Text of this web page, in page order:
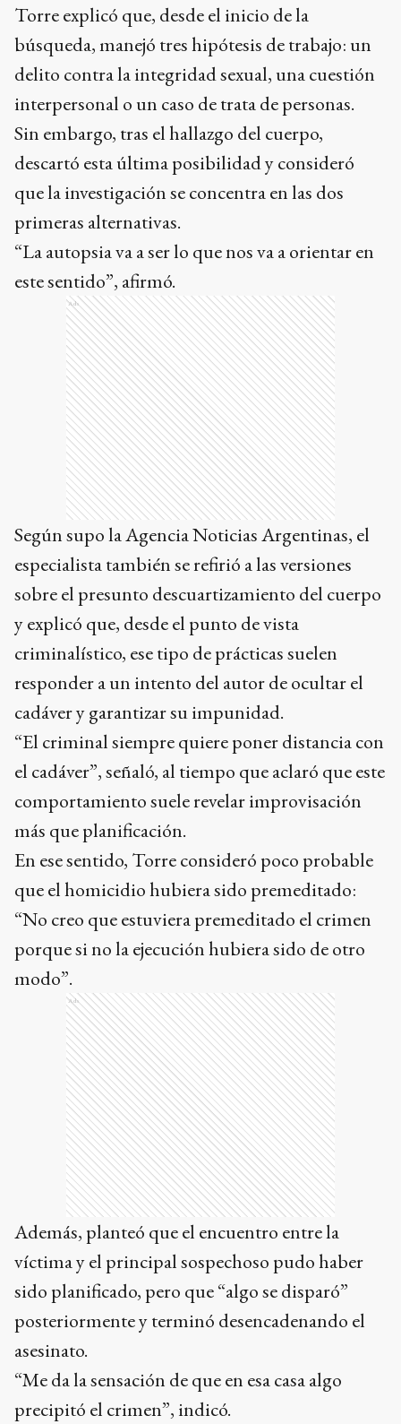
Torre explicó que, desde el inicio de la
búsqueda, manejó tres hipótesis de trabajo: un
delito contra la integridad sexual, una cuestión
interpersonal o un caso de trata de personas.
Sin embargo, tras el hallazgo del cuerpo,
descartó esta última posibilidad y consideró
que la investigación se concentra en las dos
primeras alternativas.
“La autopsia va a ser lo que nos va a orientar en
este sentido”, afirmó.
Ads
Según supo la Agencia Noticias Argentinas, el
especialista también se refirió a las versiones
sobre el presunto descuartizamiento del cuerpo
y explicó que, desde el punto de vista
criminalístico, ese tipo de prácticas suelen
responder a un intento del autor de ocultar el
cadáver y garantizar su impunidad.
“El criminal siempre quiere poner distancia con
el cadáver”, señaló, al tiempo que aclaró que este
comportamiento suele revelar improvisación
más que planificación.
En ese sentido, Torre consideró poco probable
que el homicidio hubiera sido premeditado:
“No creo que estuviera premeditado el crimen
porque si no la ejecución hubiera sido de otro
modo”.
Ads
Además, planteó que el encuentro entre la
víctima y el principal sospechoso pudo haber
sido planificado, pero que “algo se disparó”
posteriormente y terminó desencadenando el
asesinato.
“Me da la sensación de que en esa casa algo
precipitó el crimen”, indicó.